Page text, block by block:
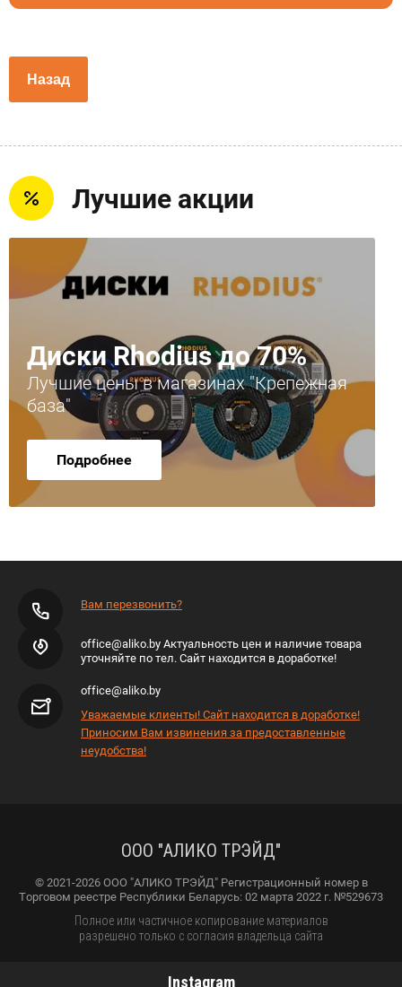
Назад
Лучшие акции
Диски Rhodius до 70%
Лучшие цены в магазинах "Крепежная
база"
Подробнее
Вам перезвонить?
office@aliko.by Актуальность цен и наличие товара
уточняйте по тел. Сайт находится в доработке!
office@aliko.by
Уважаемые клиенты! Сайт находится в доработке!
Приносим Вам извинения за предоставленные
неудобства!
ООО "АЛИКО ТРЭЙД"
© 2021-2026 ООО "АЛИКО ТРЭЙД" Регистрационный номер в
Торговом реестре Республики Беларусь: 02 марта 2022 г. №529673
Полное или частичное копирование материалов
разрешено только с согласия владельца сайта
Instagram